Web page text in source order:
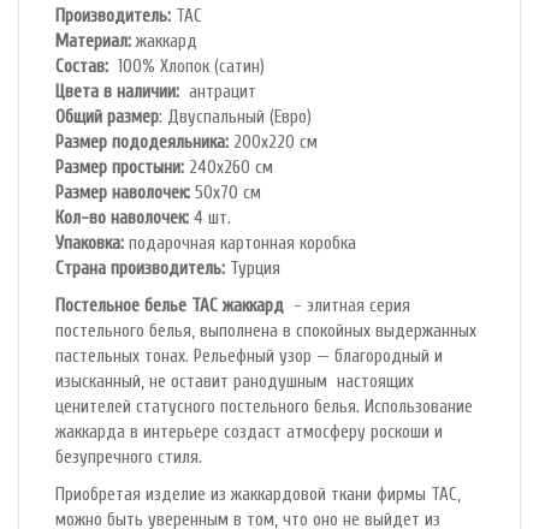
Производитель: TAC
Материал:жаккард
Состав: 100% Хлопок (сатин)
Цвета в наличии: антрацит
Общий размер: Двуспальный (Евро)
Размер пододеяльника: 200х220 см
Размер простыни: 240х260 см
Размер наволочек: 50х70 см
Кол-во наволочек: 4 шт.
Упаковка: подарочная картонная коробка
Страна производитель: Турция
Постельное белье TAC жаккард - элитная серия
постельного белья, выполнена в спокойных выдержанных
пастельных тонах. Рельефный узор — благородный и
изысканный, не оставит ранодушным настоящих
ценителей статусного постельного белья. Использование
жаккарда в интерьере создаст атмосферу роскоши и
безупречного стиля.
Приобретая изделие из жаккардовой ткани фирмы TAC,
можно быть уверенным в том, что оно не выйдет из